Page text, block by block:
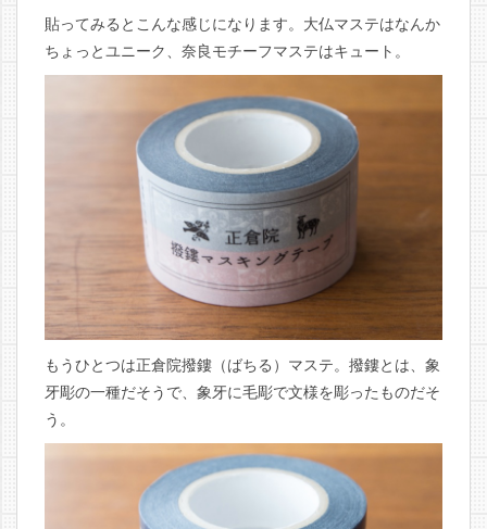
貼ってみるとこんな感じになります。大仏マステはなんか
ちょっとユニーク、奈良モチーフマステはキュート。
もうひとつは正倉院撥鏤（ばちる）マステ。撥鏤とは、象
牙彫の一種だそうで、象牙に毛彫で文様を彫ったものだそ
う。